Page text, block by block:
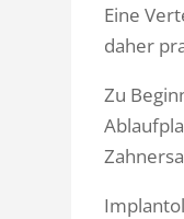
Eine
daher
Zu